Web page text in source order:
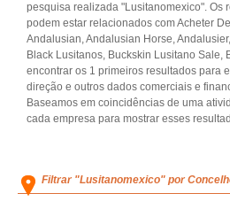
pesquisa realizada "Lusitanomexico". Os
podem estar relacionados com Acheter
Andalusian, Andalusian Horse,
Black Lusitanos, Buckskin Lusitano Sale,
encontrar os 1 primeiros resultados para
direção e outros dados comerciais e
Baseamos em coincidências de uma
cada empresa para mostrar esses
Filtrar "Lusitanomexico" por